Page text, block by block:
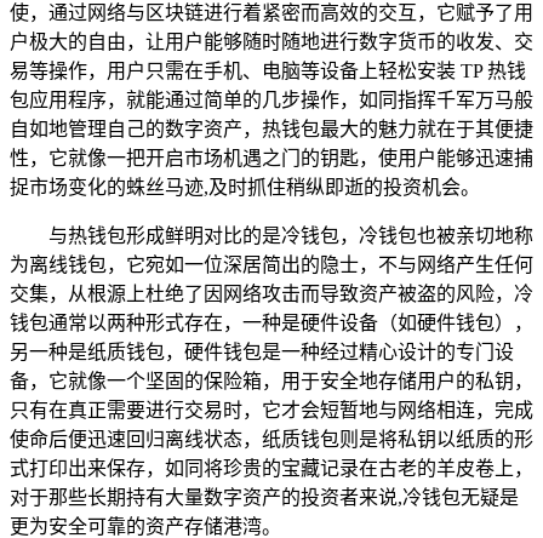
使，通过网络与区块链进行着紧密而高效的交互，它赋予了用
户极大的自由，让用户能够随时随地进行数字货币的收发、交
易等操作，用户只需在手机、电脑等设备上轻松安装 TP 热钱
包应用程序，就能通过简单的几步操作，如同指挥千军万马般
自如地管理自己的数字资产，热钱包最大的魅力就在于其便捷
性，它就像一把开启市场机遇之门的钥匙，使用户能够迅速捕
捉市场变化的蛛丝马迹,及时抓住稍纵即逝的投资机会。
与热钱包形成鲜明对比的是冷钱包，冷钱包也被亲切地称
为离线钱包，它宛如一位深居简出的隐士，不与网络产生任何
交集，从根源上杜绝了因网络攻击而导致资产被盗的风险，冷
钱包通常以两种形式存在，一种是硬件设备（如硬件钱包），
另一种是纸质钱包，硬件钱包是一种经过精心设计的专门设
备，它就像一个坚固的保险箱，用于安全地存储用户的私钥，
只有在真正需要进行交易时，它才会短暂地与网络相连，完成
使命后便迅速回归离线状态，纸质钱包则是将私钥以纸质的形
式打印出来保存，如同将珍贵的宝藏记录在古老的羊皮卷上，
对于那些长期持有大量数字资产的投资者来说,冷钱包无疑是
更为安全可靠的资产存储港湾。